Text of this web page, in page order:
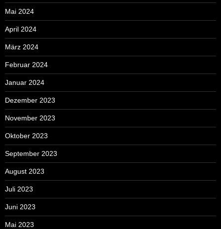
Mai 2024
April 2024
März 2024
Februar 2024
Januar 2024
Dezember 2023
November 2023
Oktober 2023
September 2023
August 2023
Juli 2023
Juni 2023
Mai 2023